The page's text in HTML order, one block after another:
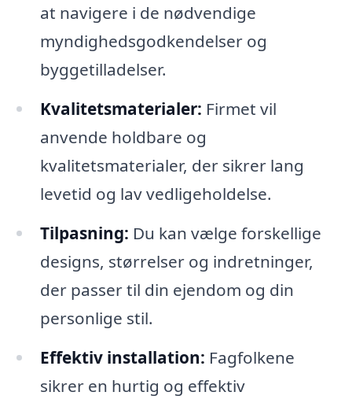
at navigere i de nødvendige
myndighedsgodkendelser og
byggetilladelser.
Kvalitetsmaterialer: Firmet vil
anvende holdbare og
kvalitetsmaterialer, der sikrer lang
levetid og lav vedligeholdelse.
Tilpasning: Du kan vælge forskellige
designs, størrelser og indretninger,
der passer til din ejendom og din
personlige stil.
Effektiv installation: Fagfolkene
sikrer en hurtig og effektiv